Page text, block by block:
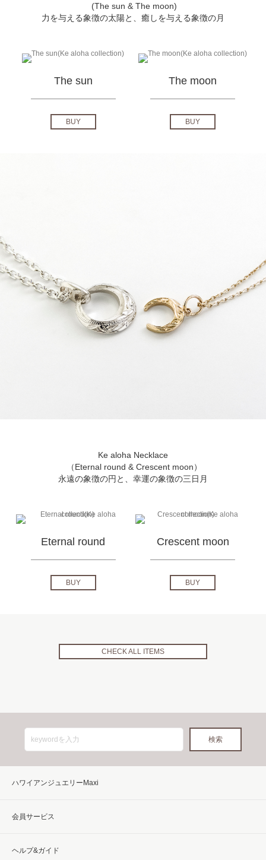
(The sun & The moon)
力を与える象徴の太陽と、癒しを与える象徴の月
The sun
BUY
The moon
BUY
Ke aloha Necklace
（Eternal round & Crescent moon）
永遠の象徴の円と、幸運の象徴の三日月
Eternal round
BUY
Crescent moon
BUY
CHECK ALL ITEMS
ハワイアンジュエリーMaxi
会員サービス
ヘルプ&ガイド